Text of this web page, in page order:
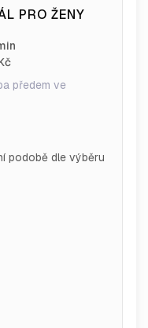
PRO ŽENY
předem ve
podobě dle výběru